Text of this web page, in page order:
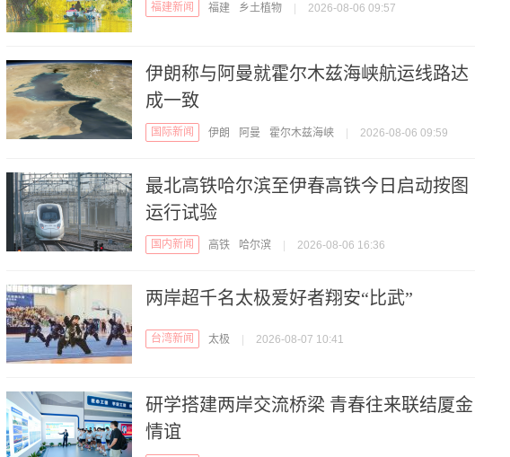
福建新闻 福建 乡土植物 2026-08-06 09:57
伊朗称与阿曼就霍尔木兹海峡航运线路达
成一致
国际新闻 伊朗 阿曼 霍尔木兹海峡 2026-08-06 09:59
最北高铁哈尔滨至伊春高铁今日启动按图
运行试验
国内新闻 高铁 哈尔滨 2026-08-06 16:36
两岸超千名太极爱好者翔安“比武”
台湾新闻 太极 2026-08-07 10:41
研学搭建两岸交流桥梁 青春往来联结厦金
情谊